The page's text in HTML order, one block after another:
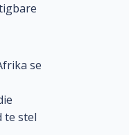
se
te stel